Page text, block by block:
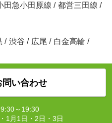
田急小田原線 / 都営三田線 /
/ 渋谷 / 広尾 / 白金高輪 /
問い合わせ
9:30～19:30
1月1日・2日・3日